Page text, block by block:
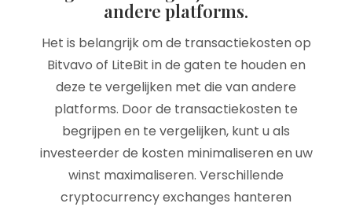
andere platforms.
Het is belangrijk om de transactiekosten op
Bitvavo of LiteBit in de gaten te houden en
deze te vergelijken met die van andere
platforms. Door de transactiekosten te
begrijpen en te vergelijken, kunt u als
investeerder de kosten minimaliseren en uw
winst maximaliseren. Verschillende
cryptocurrency exchanges hanteren